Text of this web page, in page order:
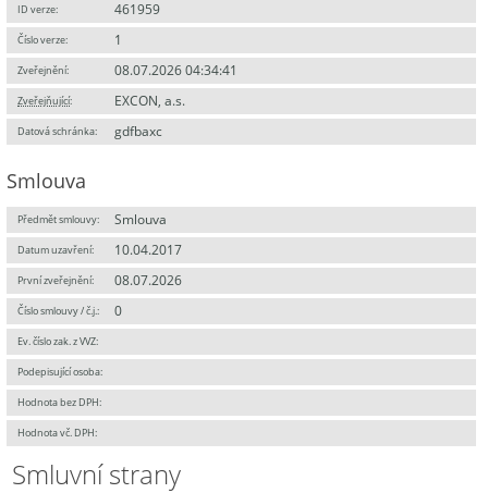
ID verze: 461959
Číslo verze: 1
Zveřejnění: 08.07.2026 04:34:41
Zveřejňující: EXCON, a.s.
Datová schránka: gdfbaxc
Smlouva
Předmět smlouvy: Smlouva
Datum uzavření: 10.04.2017
První zveřejnění: 08.07.2026
Číslo smlouvy / č.j.: 0
Ev. číslo zak. z VVZ:
Podepisující osoba:
Hodnota bez DPH:
Hodnota vč. DPH:
Smluvní strany